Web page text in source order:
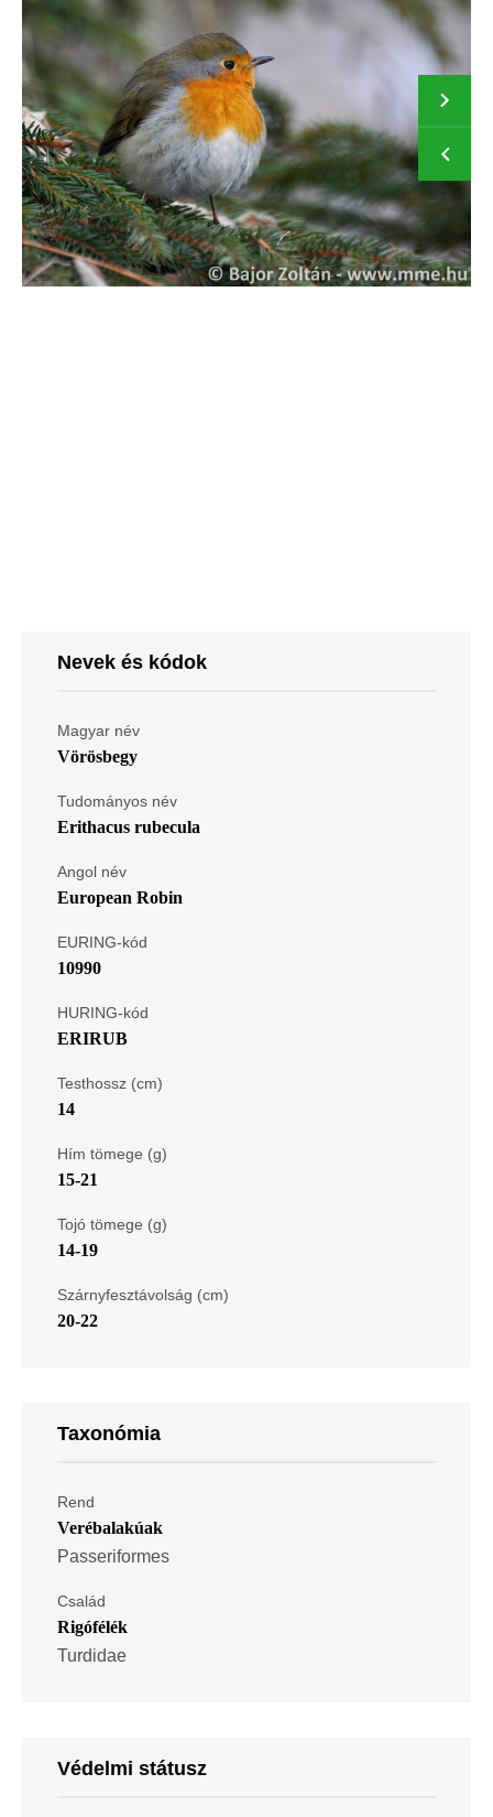
Nevek és kódok
Magyar név
Vörösbegy
Tudományos név
Erithacus rubecula
Angol név
European Robin
EURING-kód
10990
HURING-kód
ERIRUB
Testhossz (cm)
14
Hím tömege (g)
15-21
Tojó tömege (g)
14-19
Szárnyfesztávolság (cm)
20-22
Taxonómia
Rend
Verébalakúak
Passeriformes
Család
Rigófélék
Turdidae
Védelmi státusz